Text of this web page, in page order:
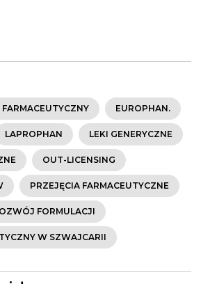
EUROPHAN.
LAPROPHAN LEKI GENERYCZNE
OUT-LICENSING
PRZEJĘCIA FARMACEUTYCZNE
FORMULACJI
W SZWAJCARII